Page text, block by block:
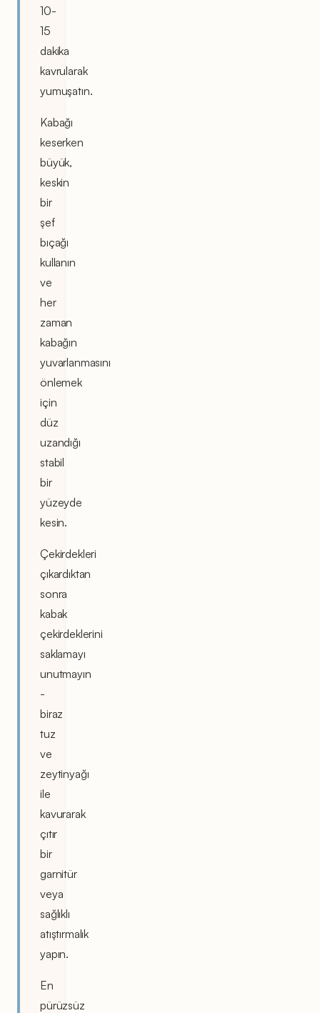
10-
15
dakika
kavrularak
yumuşatın.
Kabağı
keserken
büyük,
keskin
bir
şef
bıçağı
kullanın
ve
her
zaman
kabağın
yuvarlanmasını
önlemek
için
düz
uzandığı
stabil
bir
yüzeyde
kesin.
Çekirdekleri
çıkardıktan
sonra
kabak
çekirdeklerini
saklamayı
unutmayın
-
biraz
tuz
ve
zeytinyağı
ile
kavurarak
çıtır
bir
garnitür
veya
sağlıklı
atıştırmalık
yapın.
En
pürüzsüz